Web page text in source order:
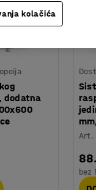
dodatna
Art.
bez
kolačića